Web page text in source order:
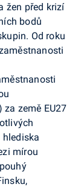
žen před krizí
bodů
Od roku
za země EU27
hlediska
mírou